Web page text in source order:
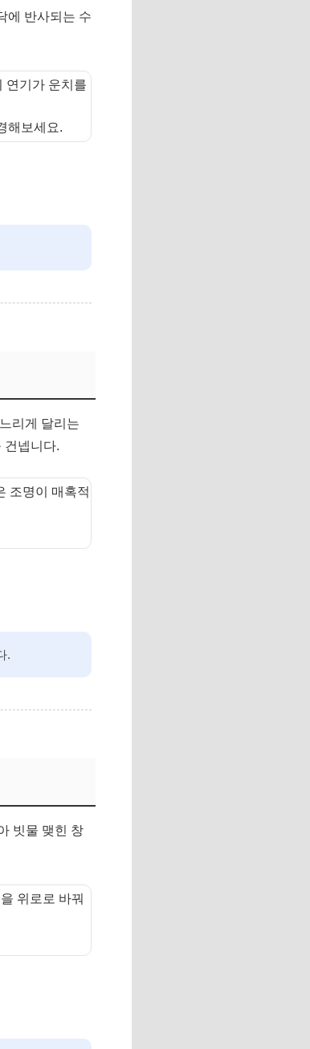
에 반사되는 수
연기가 운치를
해보세요.
리게 달리는
건넵니다.
조명이 매혹적
.
빗물 맺힌 창
위로로 바꿔